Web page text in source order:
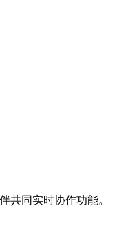
共同实时协作功能。